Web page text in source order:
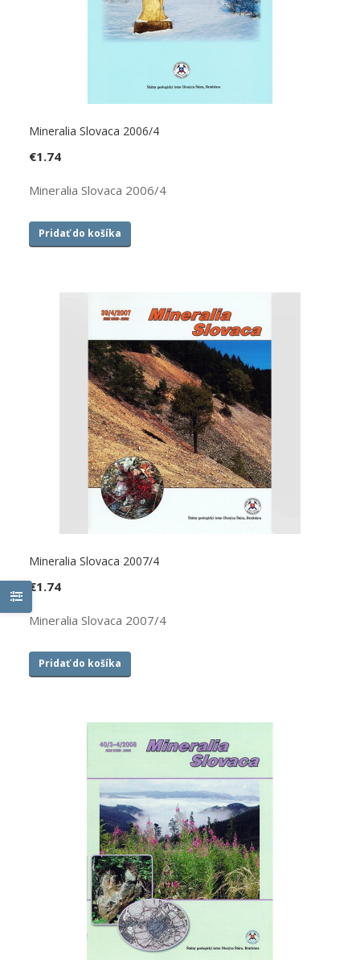
Mineralia Slovaca 2006/4
€1.74
Mineralia Slovaca 2006/4
Pridať do košíka
Mineralia Slovaca 2007/4
€1.74
Mineralia Slovaca 2007/4
Pridať do košíka